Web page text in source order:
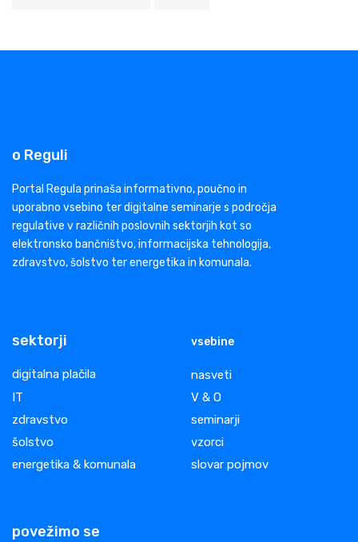
o Reguli
Portal Regula prinaša informativno, poučno in
uporabno vsebino ter digitalne seminarje s področja
regulative v različnih poslovnih sektorjih kot so
elektronsko bančništvo, informacijska tehnologija,
zdravstvo, šolstvo ter energetika in komunala.
sektorji
digitalna plačila
IT
zdravstvo
šolstvo
energetika & komunala
vsebine
nasveti
V & O
seminarji
vzorci
slovar pojmov
povežimo se